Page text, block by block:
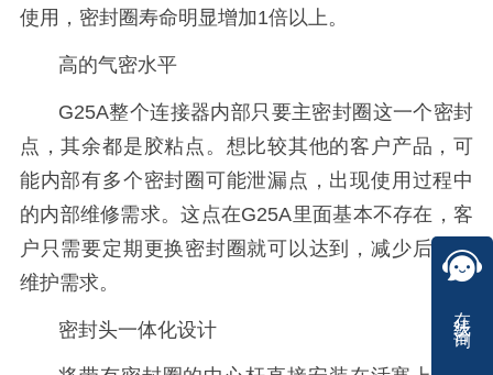
使用，密封圈寿命明显增加1倍以上。
高的气密水平
G25A整个连接器内部只要主密封圈这一个密封
点，其余都是胶粘点。想比较其他的客户产品，可
能内部有多个密封圈可能泄漏点，出现使用过程中
的内部维修需求。这点在G25A里面基本不存在，客
户只需要定期更换密封圈就可以达到，减少后期的
维护需求。
密封头一体化设计
在线咨询